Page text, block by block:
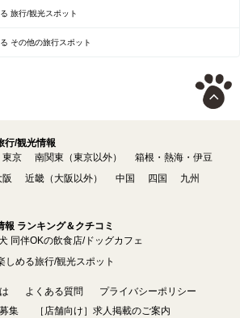
旅行/観光スポット
その他の旅行スポット
行/観光情報
東京 南関東（東京以外）
箱根・熱海・伊豆
近畿（大阪以外） 中国 四国
九州
ランキング＆クチコミ
同伴OKの飲食店/ドッグカフェ
しめる旅行/観光スポット
よくある質問
プライバシーポリシー
集 ［店舗向け］求人掲載のご案内